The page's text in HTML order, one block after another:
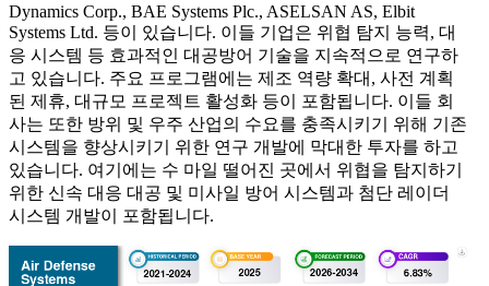
Dynamics Corp., BAE Systems Plc., ASELSAN AS, Elbit
Systems Ltd. 등이 있습니다. 이들 기업은 위협 탐지 능력, 대
응 시스템 등 효과적인 대공방어 기술을 지속적으로 연구하
고 있습니다. 주요 프로그램에는 제조 역량 확대, 사전 계획
된 제휴, 대규모 프로젝트 활성화 등이 포함됩니다. 이들 회
사는 또한 방위 및 우주 산업의 수요를 충족시키기 위해 기존
시스템을 향상시키기 위한 연구 개발에 막대한 투자를 하고
있습니다. 여기에는 수 마일 떨어진 곳에서 위협을 탐지하기
위한 신속 대응 대공 및 미사일 방어 시스템과 첨단 레이더
시스템 개발이 포함됩니다.